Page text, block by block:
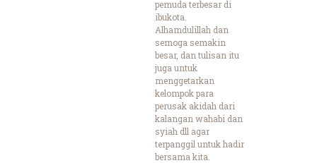
pemuda terbesar di
ibukota.
Alhamdulillah dan
semoga semakin
besar, dan tulisan itu
juga untuk
menggetarkan
kelompok para
perusak akidah dari
kalangan wahabi dan
syiah dll agar
terpanggil untuk hadir
bersama kita.